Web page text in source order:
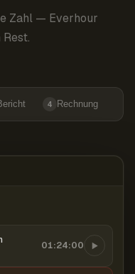
Zahl — Everhour
4 Rechnung
01:24:00